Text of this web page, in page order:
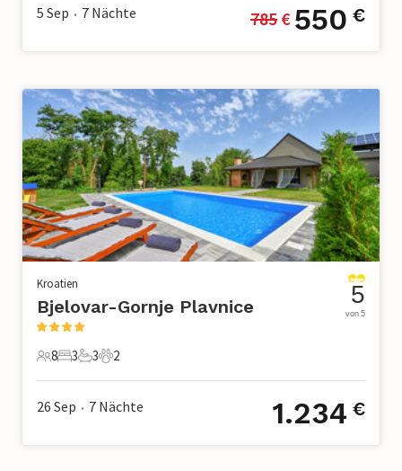
5 Sep • 7 Nächte 785 € 550 €
Kroatien
Bjelovar-Gornje Plavnice
8 Gäste
8
3 Schlafzimmer
3
3 Badezimmer
3
2 Haustiere
2
5
von 5
26 Sep • 7 Nächte 1.234 €